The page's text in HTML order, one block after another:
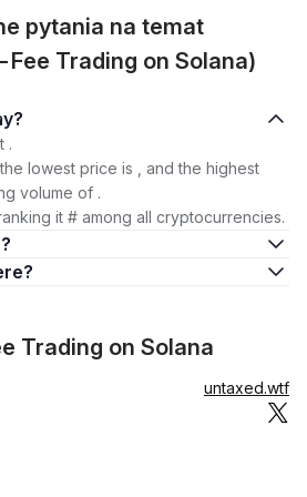
pytania na temat
Fee Trading on Solana)
today?
.
lowest price is , and the highest
volume of .
it # among all cryptocurrencies.
there?
Trading on Solana
untaxed.wtf